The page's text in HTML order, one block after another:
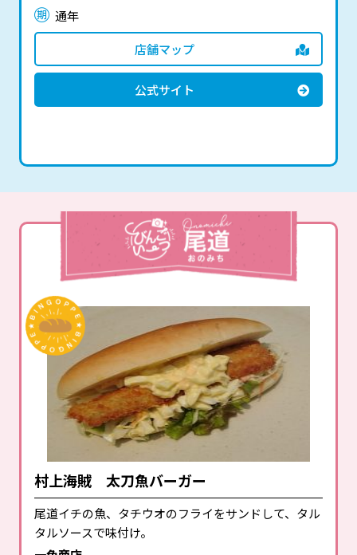
通年
店舗マップ
公式サイト
村上海賊 太刀魚バーガー
尾道イチの魚、タチウオのフライをサンドして、タル
タルソースで味付け。